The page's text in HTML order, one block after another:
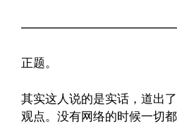
正题。
其实这人说的是实话，道出
观点。没有网络的时候一切